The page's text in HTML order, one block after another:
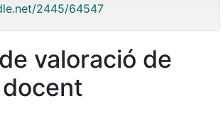
2445/64547
valoració de